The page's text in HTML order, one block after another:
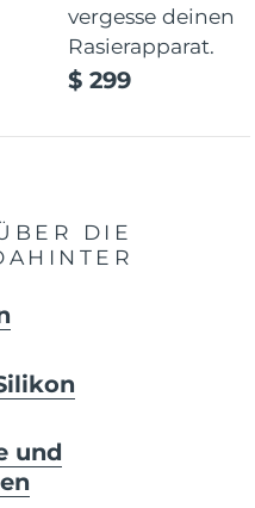
vergesse deinen
Rasierapparat.
$ 299
DIE
und